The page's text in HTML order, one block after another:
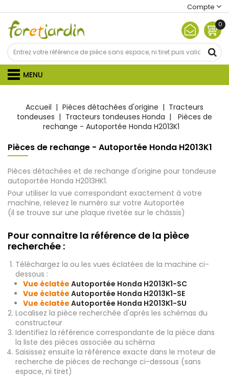
Compte
0
MENU
Accueil Pièces détachées d'origine
Tracteurs
tondeuses
Tracteurs tondeuses Honda
Pièces de
rechange - Autoportée Honda H2013K1
Pièces de rechange - Autoportée Honda H2013K1
Pièces détachées et de rechange d'origine pour tondeuse
autoportée Honda H2013HK1.
Pour utiliser la vue correspondant exactement à votre
machine, relevez le numéro sur votre Autoportée
(il se trouve sur une plaque rivetée sur le châssis)
Pour connaitre la référence de la pièce
recherchée :
Téléchargez la ou les vues éclatées de la machine ci-
dessous :
Vue éclatée Autoportée Honda H2013K1-SC
Vue éclatée Autoportée Honda H2013K1-SE
Vue éclatée Autoportée Honda H2013K1-SU
Localisez la pièce recherchée d'après les schémas du
constructeur
Identifiez la référence correspondante de la pièce dans
la liste des pièces associée au schéma
Saisissez ensuite la référence exacte dans le moteur de
recherche de pièces de rechange ci-dessous (sans
espace, ni tiret)